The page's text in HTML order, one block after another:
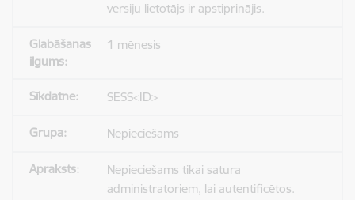
versiju lietotājs ir apstiprinājis.
1 mēnesis
SESS<ID>
Nepieciešams
Nepieciešams tikai satura
administratoriem, lai autentificētos.